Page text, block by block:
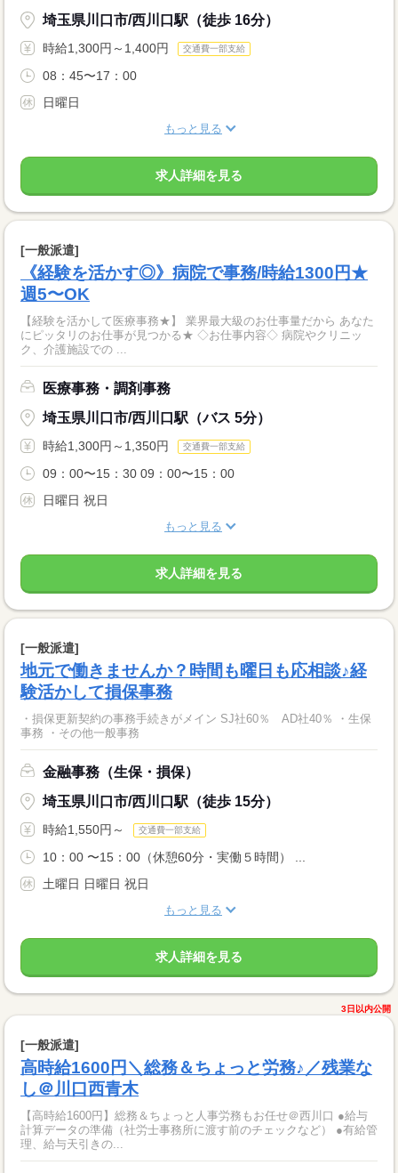
埼玉県川口市/西川口駅（徒歩 16分）
時給1,300円～1,400円 交通費一部支給
08：45〜17：00
日曜日
もっと見る
求人詳細を見る
[一般派遣]
《経験を活かす◎》病院で事務/時給1300円★
週5〜OK
【経験を活かして医療事務★】 業界最大級のお仕事量だから あなた
にピッタリのお仕事が見つかる★ ◇お仕事内容◇ 病院やクリニッ
ク、介護施設での ...
医療事務・調剤事務
埼玉県川口市/西川口駅（バス 5分）
時給1,300円～1,350円 交通費一部支給
09：00〜15：30 09：00〜15：00
日曜日 祝日
もっと見る
求人詳細を見る
[一般派遣]
地元で働きませんか？時間も曜日も応相談♪経
験活かして損保事務
・損保更新契約の事務手続きがメイン SJ社60％ AD社40％ ・生保
事務 ・その他一般事務
金融事務（生保・損保）
埼玉県川口市/西川口駅（徒歩 15分）
時給1,550円～ 交通費一部支給
10：00 〜15：00（休憩60分・実働５時間） ...
土曜日 日曜日 祝日
もっと見る
求人詳細を見る
3日以内公開
[一般派遣]
高時給1600円＼総務＆ちょっと労務♪／残業な
し＠川口西青木
【高時給1600円】総務＆ちょっと人事労務もお任せ＠西川口 ●給与
計算データの準備（社労士事務所に渡す前のチェックなど） ●有給管
理、給与天引きの...